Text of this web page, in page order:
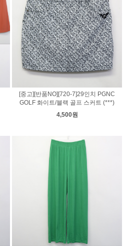
[중고][반품NO][720-7]29인치 PGNC
GOLF 화이트/블랙 골프 스커트 (***)
4,500원